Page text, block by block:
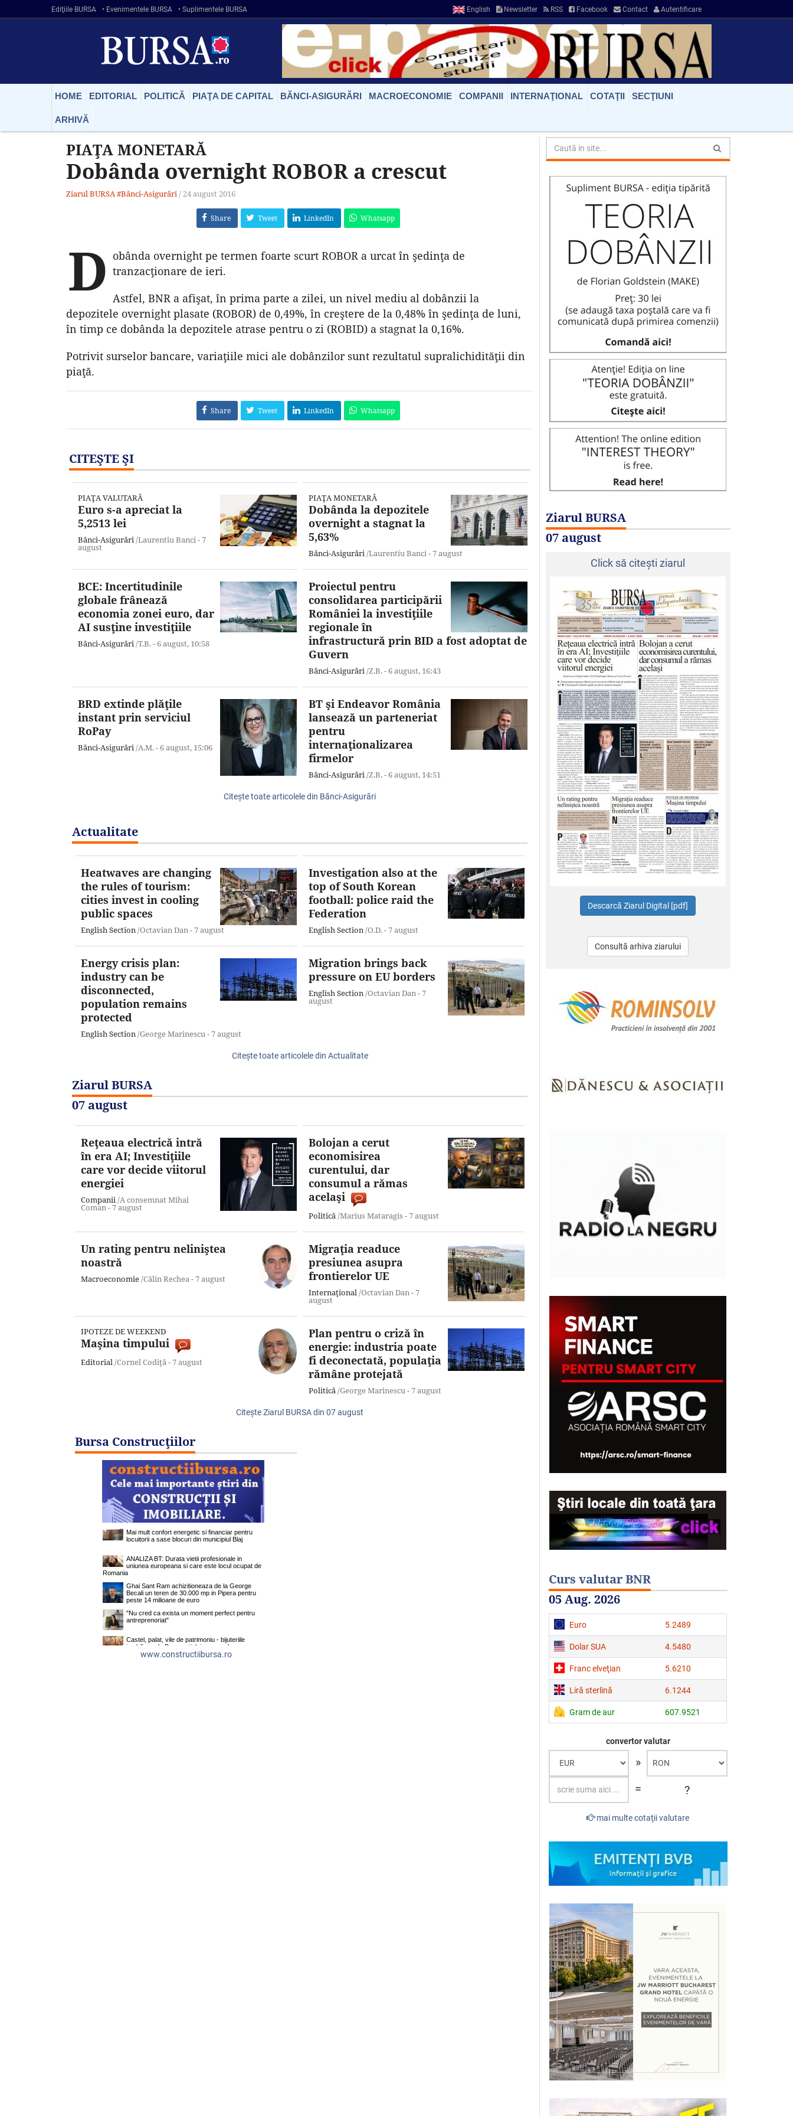
Ediţiile BURSA • Evenimentele BURSA • Suplimentele BURSA English Newsletter RSS Facebook Contact Autentificare
HOME EDITORIAL POLITICĂ PIAŢA DE CAPITAL BĂNCI-ASIGURĂRI MACROECONOMIE COMPANII INTERNAŢIONAL COTAŢII SECŢIUNI
ARHIVĂ
PIAŢA MONETARĂ
Dobânda overnight ROBOR a crescut
Ziarul BURSA #Bănci-Asigurări / 24 august 2016
Share Tweet LinkedIn Whatsapp
D obânda overnight pe termen foarte scurt ROBOR a urcat în şedinţa de
tranzacţionare de ieri.
Astfel, BNR a afişat, în prima parte a zilei, un nivel mediu al dobânzii la
depozitele overnight plasate (ROBOR) de 0,49%, în creştere de la 0,48% în şedinţa de luni,
în timp ce dobânda la depozitele atrase pentru o zi (ROBID) a stagnat la 0,16%.
Potrivit surselor bancare, variaţiile mici ale dobânzilor sunt rezultatul supralichidităţii din
piaţă.
Share Tweet LinkedIn Whatsapp
CITEŞTE ŞI
PIAŢA VALUTARĂ
Euro s-a apreciat la
5,2513 lei
Bănci-Asigurări /Laurentiu Banci -7
august
PIAŢA MONETARĂ
Dobânda la depozitele
overnight a stagnat la
5,63%
Bănci-Asigurări /Laurentiu Banci -7 august
BCE: Incertitudinile
globale frânează
economia zonei euro, dar
AI susţine investiţiile
Bănci-Asigurări /T.B. -6 august, 10:58
Proiectul pentru
consolidarea participării
României la investiţiile
regionale în
infrastructură prin BID a fost adoptat de
Guvern
Bănci-Asigurări /Z.B. -6 august, 16:43
BRD extinde plăţile
instant prin serviciul
RoPay
Bănci-Asigurări /A.M. -6 august, 15:06
BT şi Endeavor România
lansează un parteneriat
pentru
internaţionalizarea
firmelor
Bănci-Asigurări /Z.B. -6 august, 14:51
Citeşte toate articolele din Bănci-Asigurări
Actualitate
Heatwaves are changing
the rules of tourism:
cities invest in cooling
public spaces
English Section /Octavian Dan -7 august
Investigation also at the
top of South Korean
football: police raid the
Federation
English Section /O.D. -7 august
Energy crisis plan:
industry can be
disconnected,
population remains
protected
English Section /George Marinescu -7 august
Migration brings back
pressure on EU borders
English Section /Octavian Dan -7
august
Citeşte toate articolele din Actualitate
Ziarul BURSA
07 august
Reţeaua electrică intră
în era AI; Investiţiile
care vor decide viitorul
energiei
Companii /A consemnat Mihai
Coman -7 august
Bolojan a cerut
economisirea
curentului, dar
consumul a rămas
acelaşi
Politică /Marius Mataragis -7 august
Un rating pentru neliniştea
noastră
Macroeconomie /Călin Rechea -7 august
Migraţia readuce
presiunea asupra
frontierelor UE
Internaţional /Octavian Dan -7
august
IPOTEZE DE WEEKEND
Maşina timpului
Editorial /Cornel Codiţă -7 august
Plan pentru o criză în
energie: industria poate
fi deconectată, populaţia
rămâne protejată
Politică /George Marinescu -7 august
Citeşte Ziarul BURSA din 07 august
Bursa Construcţiilor
www.constructiibursa.ro
Ziarul BURSA
07 august
Click să citeşti ziarul
Consultă arhiva ziarului
Curs valutar BNR
05 Aug. 2026
Euro 5.2489
Dolar SUA 4.5480
Franc elveţian 5.6210
Liră sterlină 6.1244
Gram de aur 607.9521
convertor valutar
»
=
?
mai multe cotaţii valutare